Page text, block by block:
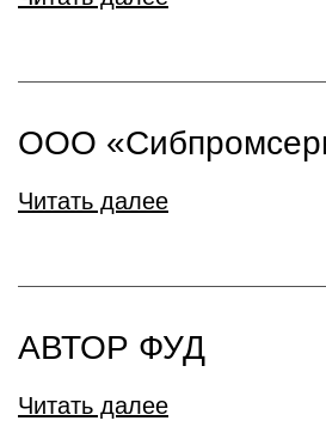
ООО
Читать далее
АВТОР ФУД
Читать далее